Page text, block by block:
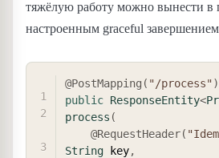
тяжёлую работу можно вынести в
настроенным graceful
@PostMapping ( "/process")
public ResponseEntity<
process (
@RequestHeader(
String key,